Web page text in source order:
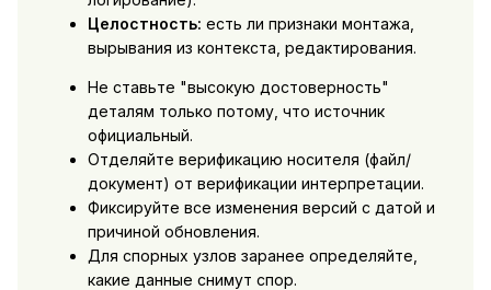
Целостность: есть ли признаки монтажа,
вырывания из контекста, редактирования.
Не ставьте "высокую достоверность"
деталям только потому, что источник
официальный.
Отделяйте верификацию носителя (файл/
документ) от верификации интерпретации.
Фиксируйте все изменения версий с датой и
причиной обновления.
Для спорных узлов заранее определяйте,
какие данные снимут спор.